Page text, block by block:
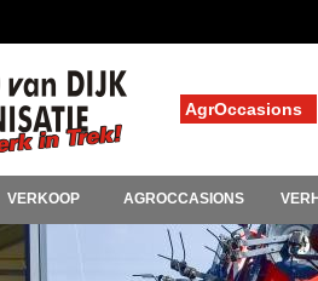
AgrOccasions
VERKOOP AGROCCASIONS